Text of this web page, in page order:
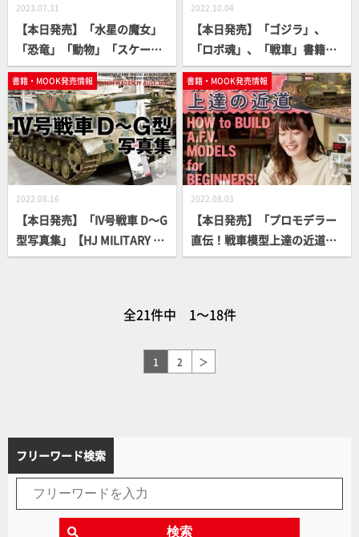
2023.07.31
【本日発売】「水星の魔女」
「恐竜」「動物」「スケール
モデル」気になる書籍が続々
登場！
2022.10.04
【本日発売】「ゴジラ」、
「ロボ魂」、「戦車」書籍
続々登場！【シリーズもの多
数】
書籍・MOOK発売情報
2022.08.16
【本日発売】「IV号戦車 D～G
型写真集」【HJ MILITARY P
HOTO ALBUM】
書籍・MOOK発売情報
2022.08.03
【本日発売】「プロモデラー
直伝！戦車模型上達の近道」
【How To】
全21件中 1～18件
1 2 ＞
フリーワード検索
検索